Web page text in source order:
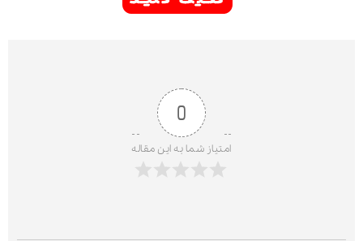
0
امتیاز شما به این مقاله